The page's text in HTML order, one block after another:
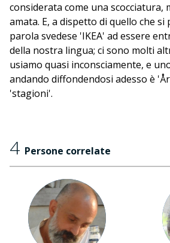
considerata come una scocciatura,
amata. E, a dispetto di quello che si
parola svedese 'IKEA' ad essere
della nostra lingua; ci sono molti
usiamo quasi inconsciamente, e
andando diffondendosi adesso è
'stagioni'.
4 Persone correlate